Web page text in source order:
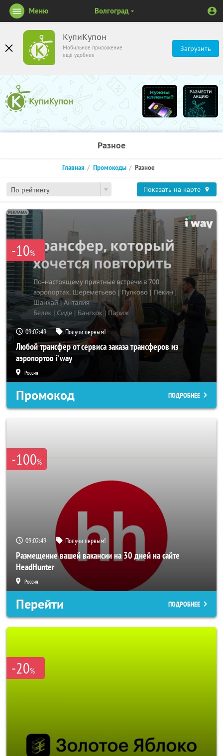
КупиКупон
Мобильное приложение
ещё удобнее
Загрузить
Меню Волгоград
Разное
По рейтингу
Главная Промокоды Разное
Показать на карте
-10%
09:02:47 Получи первым!
Любой трансфер от сервиса заказа трансферов из
аэропортов i'way
Россия
Промокод ПОДРОБНЕЕ
-100%
09:02:47 Получи первым!
Размещение вашей вакансии на 30 дней на сайте
HeadHunter
Россия
Перейти ПОДРОБНЕЕ
-20%